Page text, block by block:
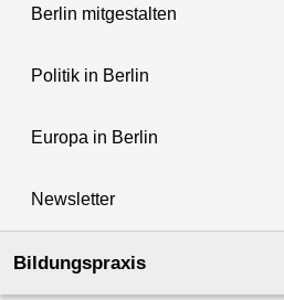
Berlin mitgestalten
Politik in Berlin
Europa in Berlin
Newsletter
Bildungspraxis